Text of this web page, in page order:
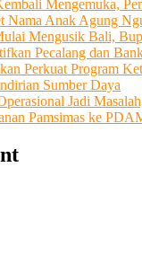
Mengemuka,
Nama Anak Agung
Mengusik Bali,
Pecalang dan
Perkuat Program
Sumber Daya
Jadi
Pamsimas ke